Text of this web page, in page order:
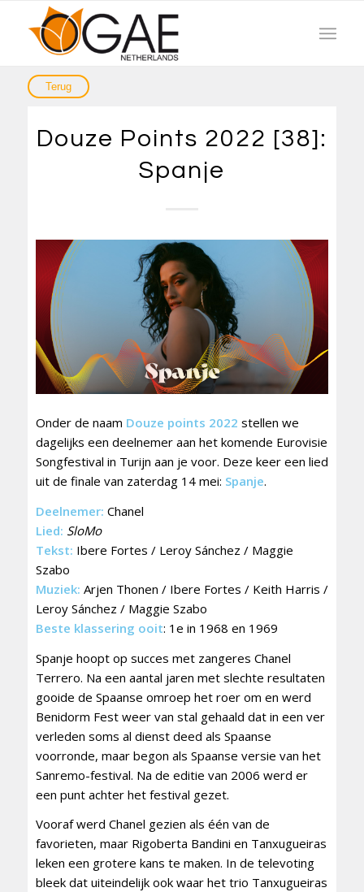
Douze Points 2022 [38]:
Spanje
Onder de naam Douze points 2022 stellen we
dagelijks een deelnemer aan het komende Eurovisie
Songfestival in Turijn aan je voor. Deze keer een lied
uit de finale van zaterdag 14 mei: Spanje.
Deelnemer: Chanel
Lied: SloMo
Tekst: Ibere Fortes / Leroy Sánchez / Maggie
Szabo
Muziek: Arjen Thonen / Ibere Fortes / Keith Harris /
Leroy Sánchez / Maggie Szabo
Beste klassering ooit: 1e in 1968 en 1969
Spanje hoopt op succes met zangeres Chanel
Terrero. Na een aantal jaren met slechte resultaten
gooide de Spaanse omroep het roer om en werd
Benidorm Fest weer van stal gehaald dat in een ver
verleden soms al dienst deed als Spaanse
voorronde, maar begon als Spaanse versie van het
Sanremo-festival. Na de editie van 2006 werd er
een punt achter het festival gezet.
Vooraf werd Chanel gezien als één van de
favorieten, maar Rigoberta Bandini en Tanxugueiras
leken een grotere kans te maken. In de televoting
bleek dat uiteindelijk ook waar het trio Tanxugueiras